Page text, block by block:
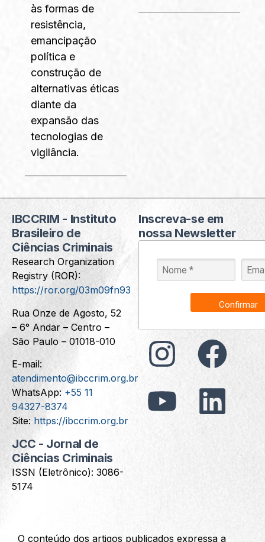
às formas de
resistência,
emancipação
política e
construção de
alternativas éticas
diante da
expansão das
tecnologias de
vigilância.
IBCCRIM - Instituto
Brasileiro de
Ciências Criminais
Research Organization
Registry (ROR):
https://ror.org/03m09fn93
Rua Onze de Agosto, 52
– 6° Andar – Centro –
São Paulo – 01018-010
E-mail:
atendimento@ibccrim.org.br
WhatsApp: +55 11
94327-8374
Site: https://ibccrim.org.br
JCC - Jornal de
Ciências Criminais
ISSN (Eletrônico): 3086-
5174
Inscreva-se em
nossa Newsletter
Confirmar
O conteúdo dos artigos publicados expressa a